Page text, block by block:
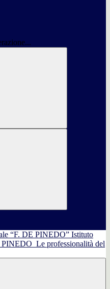
Istituto
PINEDO Le professionalità del